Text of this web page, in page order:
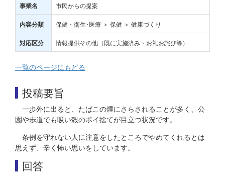
事業名 市民からの提案
内容分類 保健・衛生･医療 ＞ 保健 ＞ 健康づくり
対応区分 情報提供その他（既に実施済み・お礼お詫び等）
一覧のページにもどる
投稿要旨
一歩外に出ると、たばこの煙にさらされることが多く、公
園や歩道でも吸い殻のポイ捨てが目立つ状況です。
条例を守れない人に注意をしたところでやめてくれるとは
思えず、辛く怖い思いをしています。
回答